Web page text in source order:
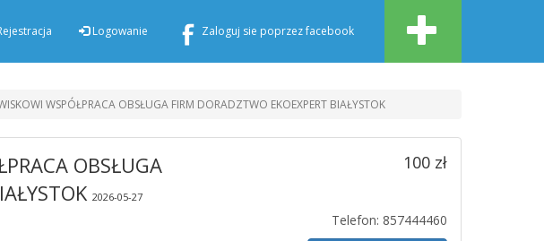
Logowanie Zaloguj sie poprzez facebook
WSPÓŁPRACA OBSŁUGA FIRM DORADZTWO EKOEXPERT BIAŁYSTOK
OBSŁUGA
2026-05-27
100 zł
Telefon: 857444460